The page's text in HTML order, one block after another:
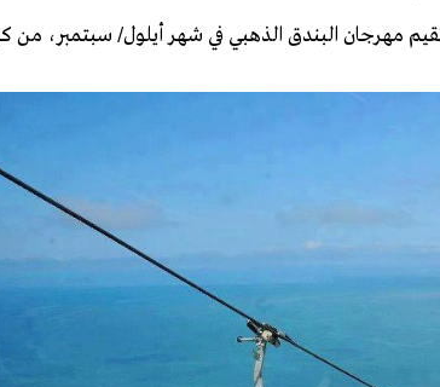
تقيم مهرجان البندق الذهبي في شهر أيلول/ سبتمبر، من